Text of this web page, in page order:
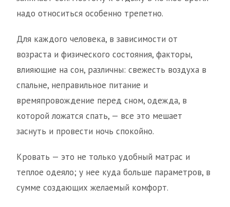
надо относиться особенно трепетно.
Для каждого человека, в зависимости от
возраста и физического состояния, факторы,
влияющие на сон, различны: свежесть воздуха в
спальне, неправильное питание и
времяпровождение перед сном, одежда, в
которой ложатся спать, — все это мешает
заснуть и провести ночь спокойно.
Кровать — это не только удобный матрас и
теплое одеяло; у нее куда больше параметров, в
сумме создающих желаемый комфорт.